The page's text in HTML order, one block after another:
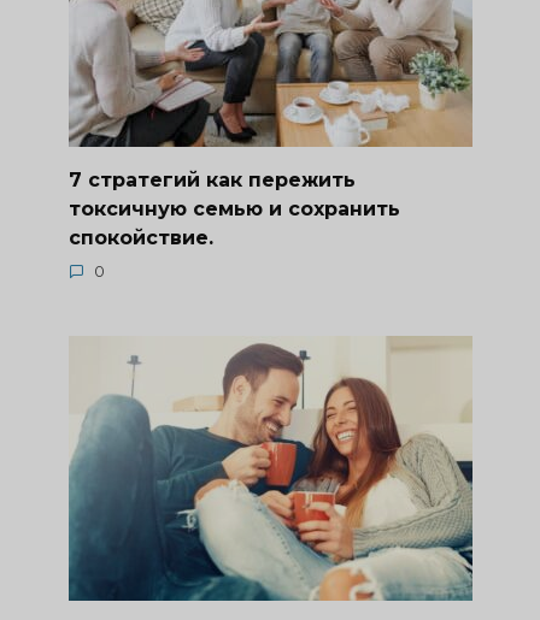
7 стратегий как пережить
токсичную семью и сохранить
спокойствие.
0